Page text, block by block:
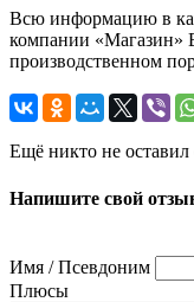
Всю информацию в
компании «Магазин»
производственном
Ещё никто не оставил
Напишите свой
Имя / Псевдоним
Плюсы